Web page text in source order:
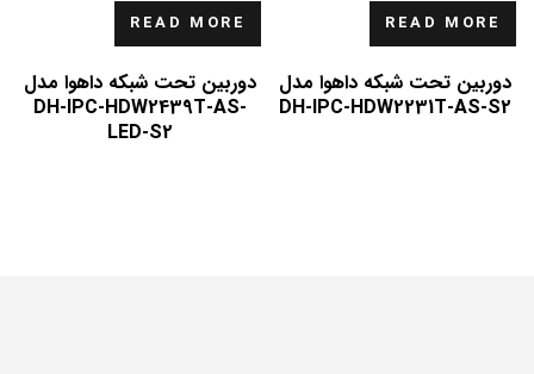
READ MORE
دوربین تحت شبکه داهوا مدل
DH-IPC-HDW2231T-AS-S2
READ MORE
دوربین تحت شبکه داهوا مدل
DH-IPC-HDW2439T-AS-
LED-S2